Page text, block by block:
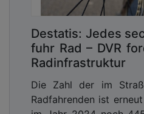
Destatis: Jedes
fuhr Rad – DVR
Radinfrastruktur
Die Zahl der im
Radfahrenden ist